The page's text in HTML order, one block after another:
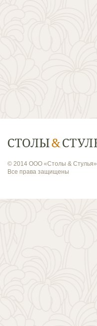
© 2014 ООО «Столы & Стулья»
Все права защищены